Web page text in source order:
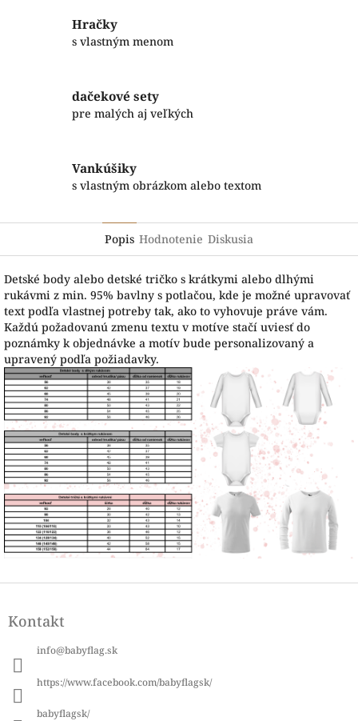
Hračky
s vlastným menom
dačekové sety
pre malých aj veľkých
Vankúšiky
s vlastným obrázkom alebo textom
Popis Hodnotenie Diskusia
Detské body alebo detské tričko s krátkymi alebo dlhými
rukávmi z min. 95% bavlny s potlačou, kde je možné upravovať
text podľa vlastnej potreby tak, ako to vyhovuje práve vám.
Každú požadovanú zmenu textu v motíve stačí uviesť do
poznámky k objednávke a motív bude personalizovaný a
upravený podľa požiadavky.
pKontakt
info@babyflag.sk
https://www.facebook.com/babyflagsk/
babyflagsk/